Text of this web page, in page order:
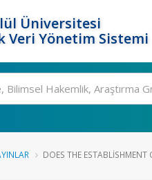
Üniversitesi
Veri Yönetim Sistemi
DOES THE ESTABLISHMENT